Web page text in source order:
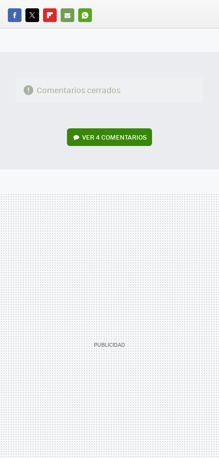
FACEBOOK
TWITTERFLIPBOARD
E-
WHATSAPP
Comentarios cerrados
VER4 COMENTARIOS